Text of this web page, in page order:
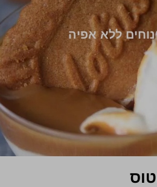
ללא אפיה